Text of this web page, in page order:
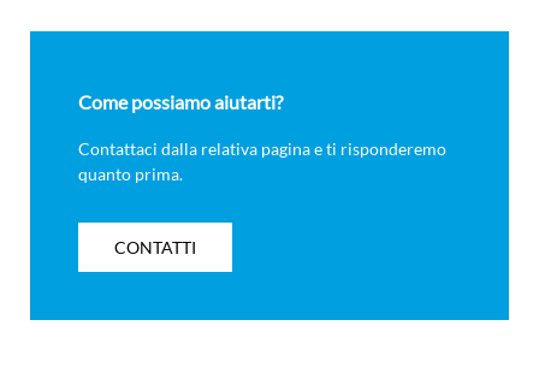
Come possiamo aiutarti?
Contattaci dalla relativa pagina e ti risponderemo
quanto prima.
CONTATTI